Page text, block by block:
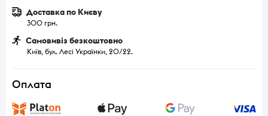
Доставка по Києву
300 грн.
Самовивіз безкоштовно
Київ, бул. Лесі Українки, 20/22.
Оплата